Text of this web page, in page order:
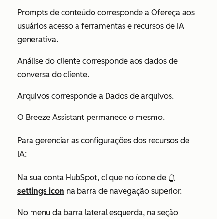
Prompts de conteúdo corresponde a Ofereça aos
usuários acesso a ferramentas e recursos de IA
generativa.
Análise do cliente corresponde aos dados de
conversa do cliente.
Arquivos corresponde a Dados de arquivos.
O Breeze Assistant permanece o mesmo.
Para gerenciar as configurações dos recursos de
IA:
Na sua conta HubSpot, clique no ícone de
settings icon na barra de navegação superior.
No menu da barra lateral esquerda, na seção